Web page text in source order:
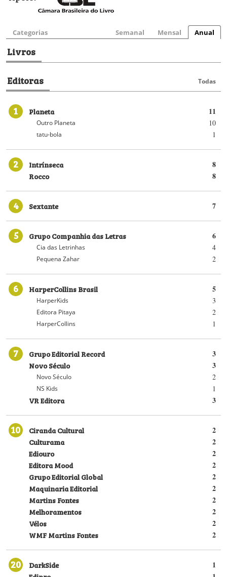
Categorias Semanal Mensal Anual
Livros
Editoras Todas
1 11
Planeta
10
Outro Planeta
1
tatu-bola
2 8
Intrínseca
8
Rocco
4 7
Sextante
5 6
Grupo Companhia das Letras
4
Cia das Letrinhas
2
Pequena Zahar
6 5
HarperCollins Brasil
3
HarperKids
2
Editora Pitaya
1
HarperCollins
7 3
Grupo Editorial Record
3
Novo Século
2
Novo Século
1
NS Kids
3
VR Editora
10 2
Ciranda Cultural
2
Culturama
2
Ediouro
2
Editora Mood
2
Grupo Editorial Global
2
Maquinaria Editorial
2
Martins Fontes
2
Melhoramentos
2
Vélos
2
WMF Martins Fontes
20 1
DarkSide